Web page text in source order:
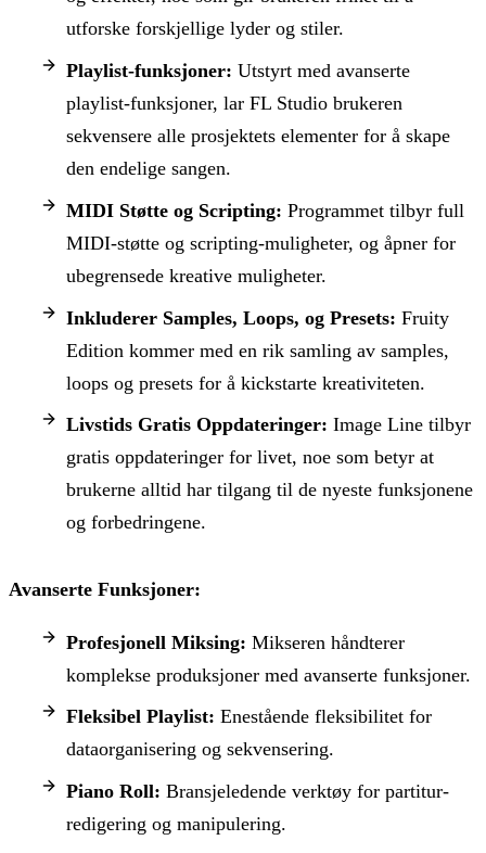
utforske forskjellige lyder og stiler.
Playlist-funksjoner: Utstyrt med avanserte
playlist-funksjoner, lar FL Studio brukeren
sekvensere alle prosjektets elementer for å skape
den endelige sangen.
MIDI Støtte og Scripting: Programmet tilbyr full
MIDI-støtte og scripting-muligheter, og åpner for
ubegrensede kreative muligheter.
Inkluderer Samples, Loops, og Presets: Fruity
Edition kommer med en rik samling av samples,
loops og presets for å kickstarte kreativiteten.
Livstids Gratis Oppdateringer: Image Line tilbyr
gratis oppdateringer for livet, noe som betyr at
brukerne alltid har tilgang til de nyeste funksjonene
og forbedringene.
Avanserte Funksjoner:
Profesjonell Miksing: Mikseren håndterer
komplekse produksjoner med avanserte funksjoner.
Fleksibel Playlist: Enestående fleksibilitet for
dataorganisering og sekvensering.
Piano Roll: Bransjeledende verktøy for partitur-
redigering og manipulering.